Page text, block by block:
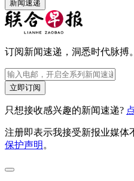
新闻速递
订阅新闻速递，洞悉时代脉搏。
立即订阅
只想接收感兴趣的新闻速递?
注册即表示我接受新报业媒体
保护声明。